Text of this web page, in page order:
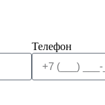
Телефон